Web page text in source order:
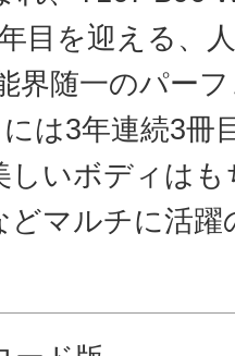
目を迎える、
界随一のパー
は3年連続3冊
しいボディは
どマルチに活